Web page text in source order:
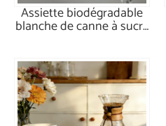
Assiette biodégradable
blanche de canne à sucre